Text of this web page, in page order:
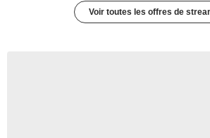
Voir toutes les offres de